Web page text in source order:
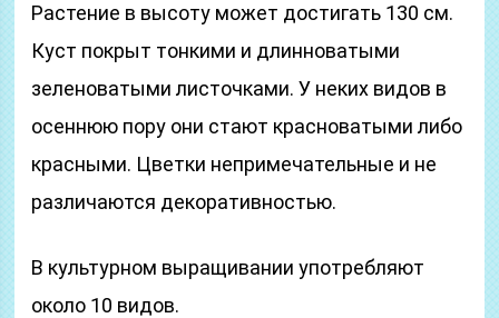
Растение в высоту может достигать 130 см.
Куст покрыт тонкими и длинноватыми
зеленоватыми листочками. У неких видов в
осеннюю пору они стают красноватыми либо
красными. Цветки непримечательные и не
различаются декоративностью.
В культурном выращивании употребляют
около 10 видов.